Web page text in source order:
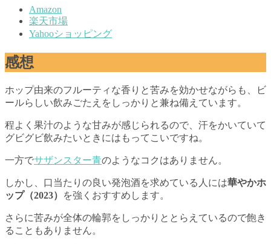
Amazon
楽天市場
Yahooショッピング
感想
ホップ由来のフルーティな香りと苦みを効かせながらも、ビ
ールらしい飲みごたえをしっかりと兼ね備えています。
程よく果汁のような甘みが感じられるので、汗をかいていて
グビグビ飲みたいときにはもってこいですね。
一方でサザンスター青のようなコクはありません。
しかし、口当たりの良い発泡酒を求めている人には華やかホ
ップ（2023）
を強くおすすめします。
さらに苦みが全体の輪郭をしっかりととらえているので飽き
ることもありません。